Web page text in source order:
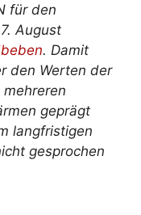
für den
August
. Damit
den Werten der
geprägt
langfristigen
gesprochen